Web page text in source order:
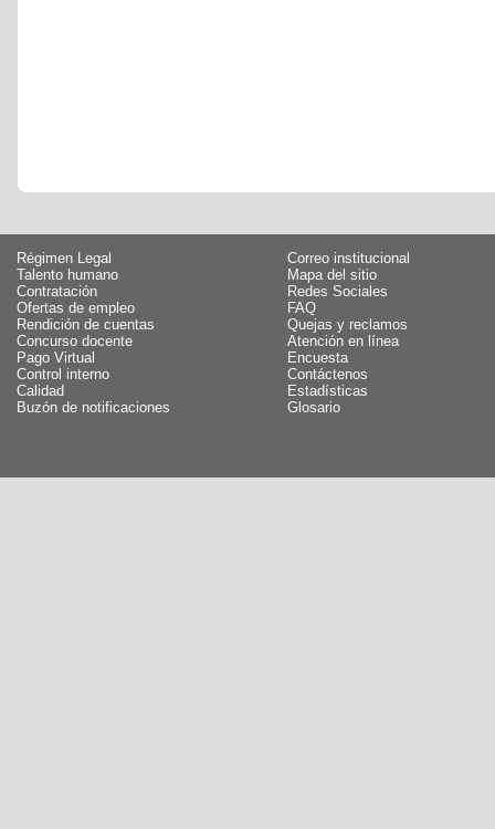
Régimen Legal
Talento humano
Contratación
Ofertas de empleo
Rendición de cuentas
Concurso docente
Pago Virtual
Control interno
Calidad
Buzón de notificaciones
Correo institucional
Mapa del sitio
Redes Sociales
FAQ
Quejas y reclamos
Atención en línea
Encuesta
Contáctenos
Estadísticas
Glosario